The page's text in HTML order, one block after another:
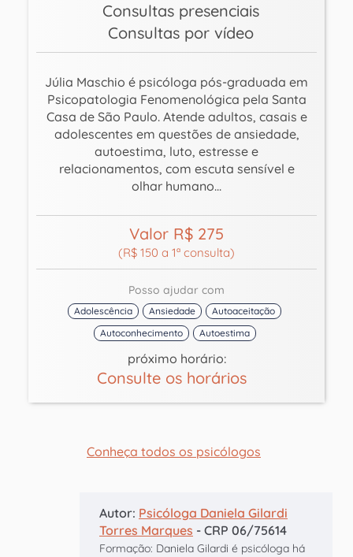
Consultas presenciais
Consultas por vídeo
Júlia Maschio é psicóloga pós-graduada em
Psicopatologia Fenomenológica pela Santa
Casa de São Paulo. Atende adultos, casais e
adolescentes em questões de ansiedade,
autoestima, luto, estresse e
relacionamentos, com escuta sensível e
olhar humano...
Valor R$ 275
(R$ 150 a 1ª consulta)
Posso ajudar com
Adolescência Ansiedade
Autoaceitação
Autoconhecimento
Autoestima
próximo horário:
Consulte os horários
Conheça todos os psicólogos
Autor: Psicóloga Daniela Gilardi
Torres Marques - CRP 06/75614
Formação: Daniela Gilardi é psicóloga há